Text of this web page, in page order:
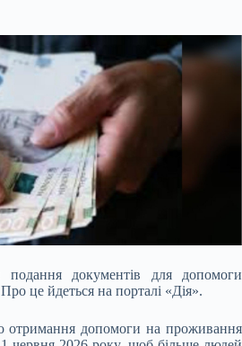
документів для допомоги
це йдеться на порталі «Дія».
отриманнядопомоги на проживання